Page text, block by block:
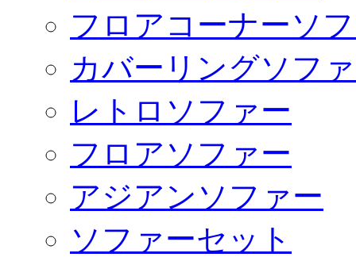
フロアコーナーソ
カバーリングソフ
レトロソファー
フロアソファー
アジアンソファー
ソファーセット